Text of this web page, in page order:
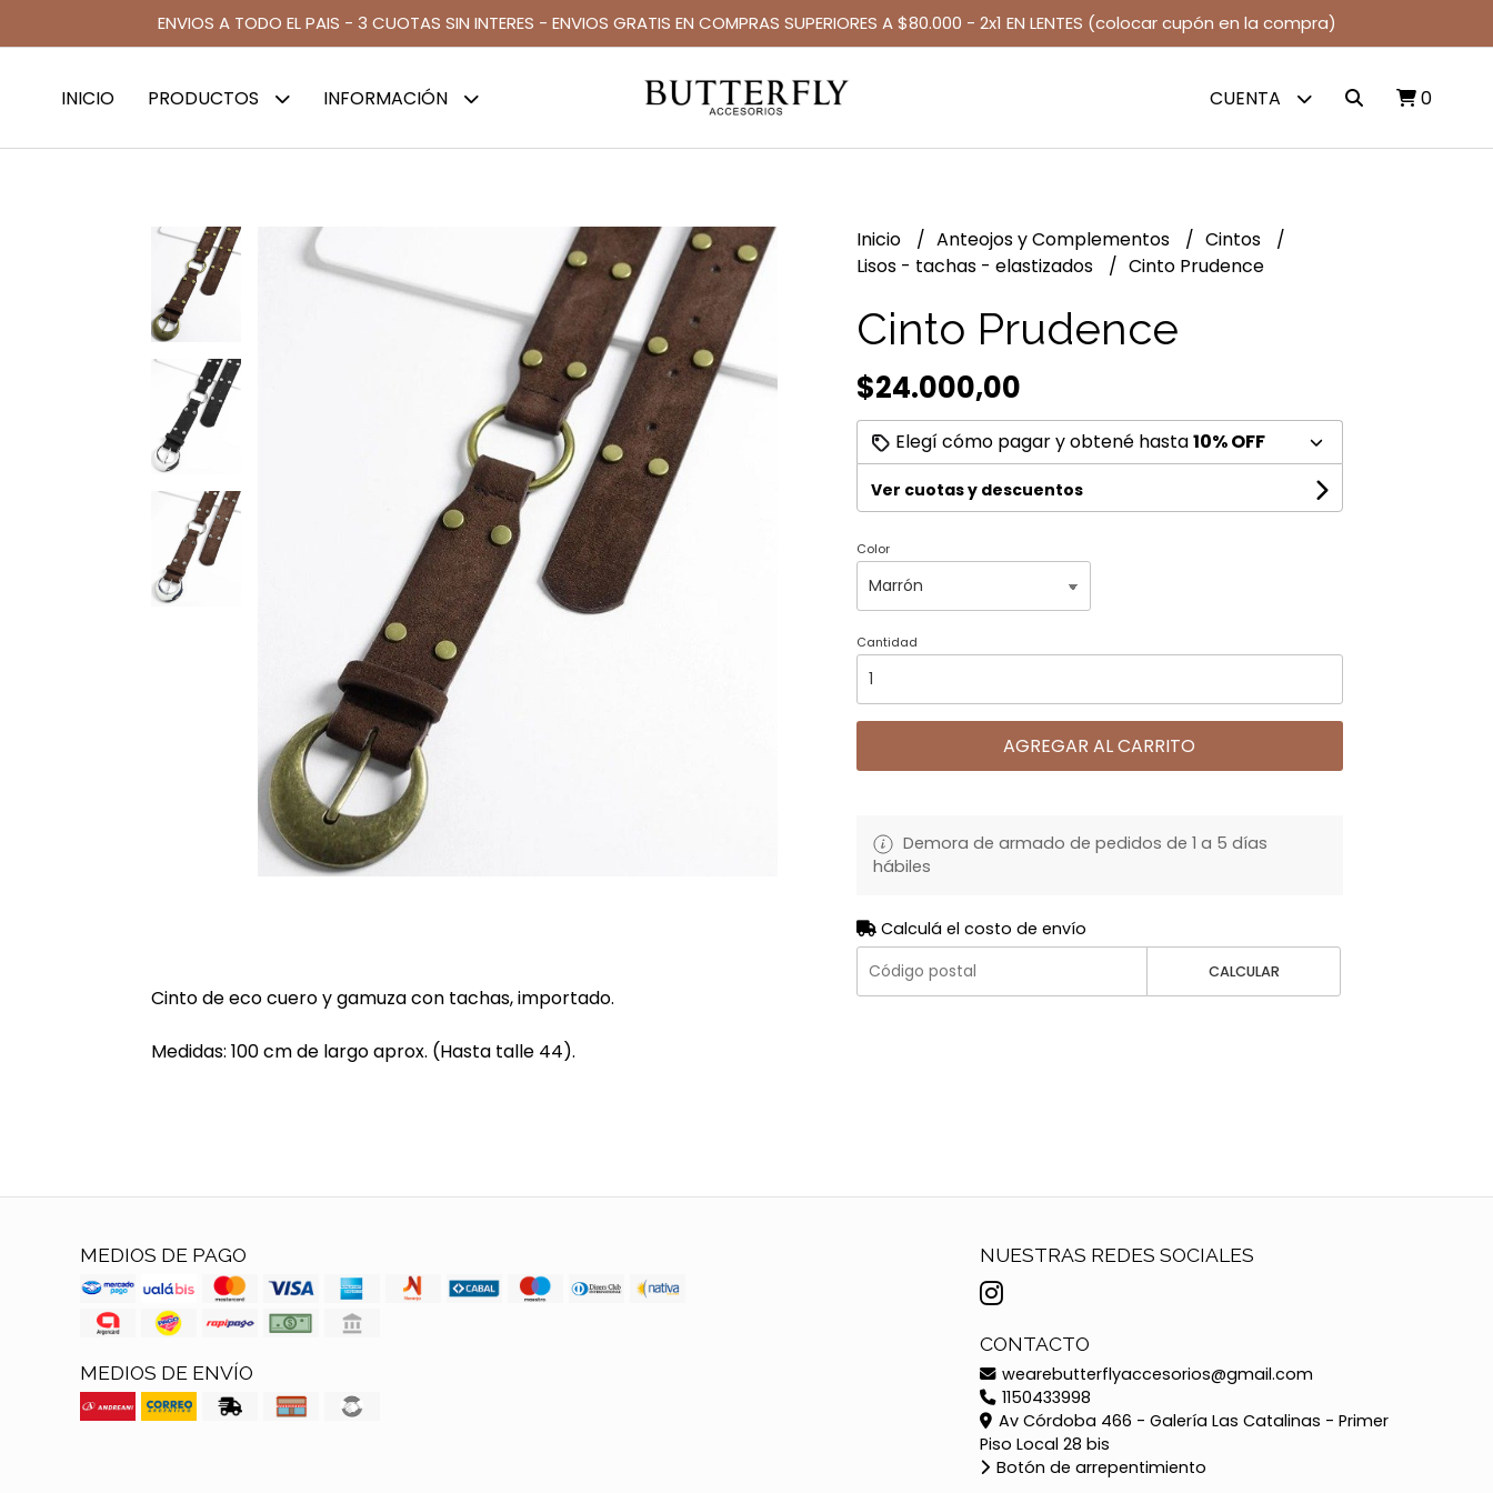
ENVIOS A TODO EL PAIS - 3 CUOTAS SIN INTERES - ENVIOS GRATIS EN COMPRAS SUPERIORES A $80.000 - 2x1 EN LENTES (colocar cupón en la compra)
INICIO PRODUCTOS INFORMACIÓN CUENTA 0
Cinto de eco cuero y gamuza con tachas, importado.
Medidas: 100 cm de largo aprox. (Hasta talle 44).
Inicio Anteojos y Complementos
Cintos
Lisos - tachas - elastizados
Cinto Prudence
Cinto Prudence
$24.000,00
Elegí cómo pagar y obtené hasta10% OFF
Ver cuotas y descuentos
Color
Cantidad
AGREGAR AL CARRITO
Demora de armado de pedidos de 1 a 5 días
hábiles
Calculá el costo de envío
CALCULAR
MEDIOS DE PAGO
MEDIOS DE ENVÍO
NUESTRAS REDES SOCIALES
CONTACTO
wearebutterflyaccesorios@gmail.com
1150433998
Av Córdoba 466 - Galería Las Catalinas - Primer
Piso Local 28 bis
Botón de arrepentimiento